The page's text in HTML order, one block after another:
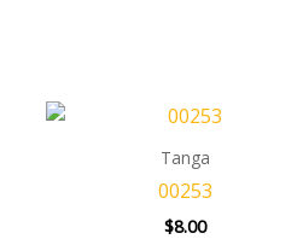
Tanga
00253
$8.00